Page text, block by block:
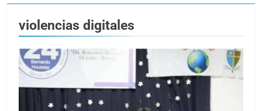
violencias digitales